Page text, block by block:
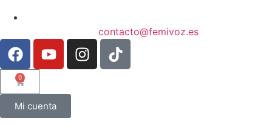
contacto@femivoz.es
0
Mi cuenta